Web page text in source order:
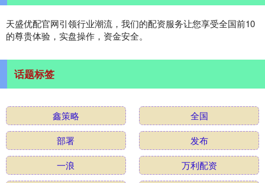
天盛优配官网引领行业潮流，我们的配资服务让您享受全国前10
的尊贵体验，实盘操作，资金安全。
话题标签
鑫策略
全国
部署
发布
一浪
万利配资